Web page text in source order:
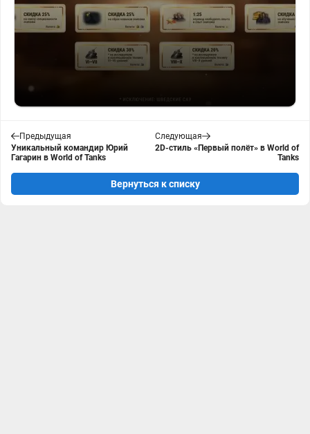
Предыдущая
Уникальный командир Юрий
Гагарин в World of Tanks
Следующая
2D-стиль «Первый полёт» в World of
Tanks
Вернуться к списку